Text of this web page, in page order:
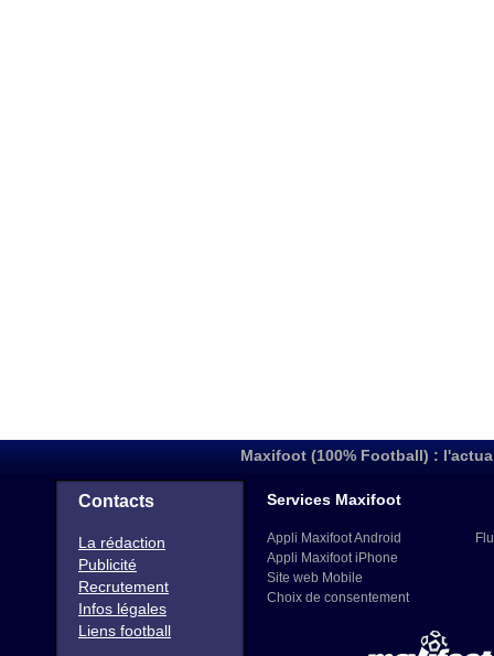
Maxifoot (100% Football) :
Contacts
La rédaction
Publicité
Recrutement
Infos légales
Liens football
Services Maxifoot
Appli Maxifoot Android
Appli Maxifoot iPhone
Site web Mobile
Choix de consentement